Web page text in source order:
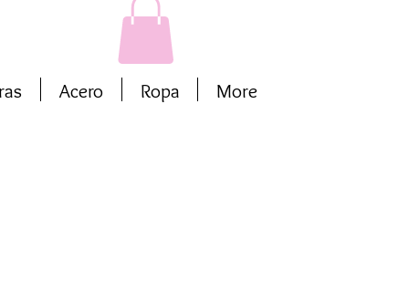
Acero Ropa More